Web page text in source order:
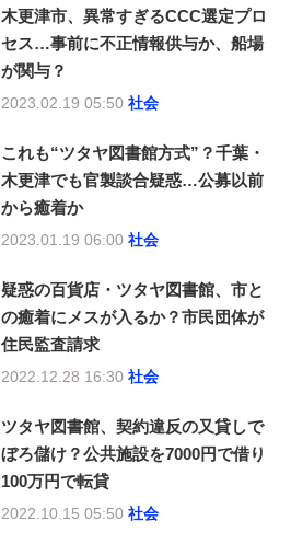
木更津市、異常すぎるCCC選定プロ
セス…事前に不正情報供与か、船場
が関与？
2023.02.19 05:50 社会
これも“ツタヤ図書館方式”？千葉・
木更津でも官製談合疑惑…公募以前
から癒着か
2023.01.19 06:00 社会
疑惑の百貨店・ツタヤ図書館、市と
の癒着にメスが入るか？市民団体が
住民監査請求
2022.12.28 16:30 社会
ツタヤ図書館、契約違反の又貸しで
ぼろ儲け？公共施設を7000円で借り
100万円で転貸
2022.10.15 05:50 社会